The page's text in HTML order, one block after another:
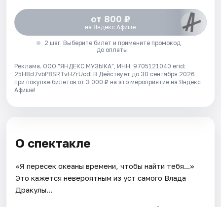
от 800 ₽
на Яндекс Афише
2 шаг. Выберите билет и примените промокод
до оплаты
Реклама. ООО "ЯНДЕКС МУЗЫКА", ИНН: 9705121040 erid:
25H8d7vbP8SRTvHZrUcdLB Действует до 30 сентября 2026
при покупке билетов от 3 000 ₽ на это мероприятие на Яндекс
Афише!
О спектакле
«Я пересек океаны времени, чтобы найти тебя...»
Это кажется невероятным из уст самого Влада
Дракулы...